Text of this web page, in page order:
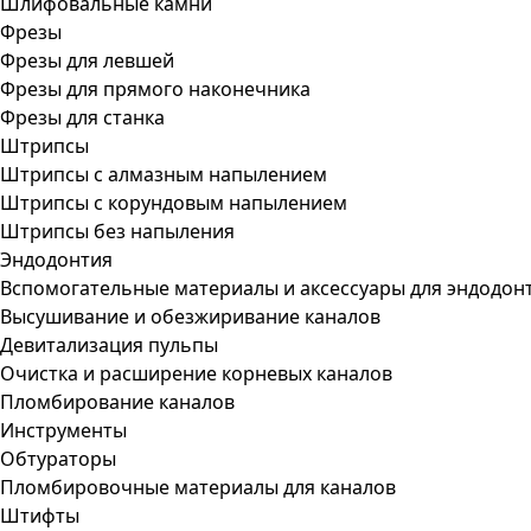
Фрезы
Фрезы для левшей
Фрезы для прямого наконечника
Фрезы для станка
Штрипсы
Штрипсы c алмазным напылением
Штрипсы c корундовым напылением
Штрипсы без напыления
Эндодонтия
Вспомогательные материалы и аксессуары для
Высушивание и обезжиривание каналов
Девитализация пульпы
Очистка и расширение корневых каналов
Пломбирование каналов
Инструменты
Обтураторы
Пломбировочные материалы для каналов
Штифты